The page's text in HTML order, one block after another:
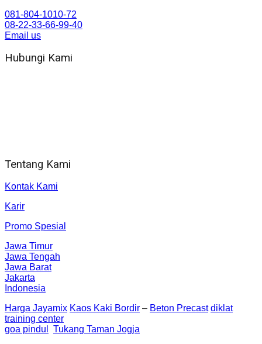
081-804-1010-72
08-22-33-66-99-40
Email us
Hubungi Kami
Tentang Kami
Kontak Kami
Karir
Promo Spesial
Jawa Timur
Jawa Tengah
Jawa Barat
Jakarta
Indonesia
Harga Jayamix Kaos Kaki Bordir – Beton Precast diklat
training center
goa pindul
Tukang Taman Jogja